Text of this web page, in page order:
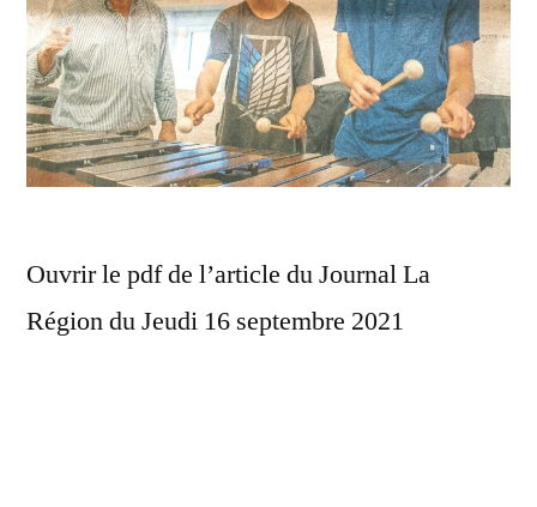
Ouvrir le pdf de l’article du Journal La
Région du Jeudi 16 septembre 2021